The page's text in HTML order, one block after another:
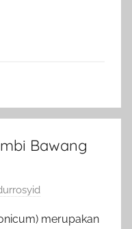
Bawang
merupakan